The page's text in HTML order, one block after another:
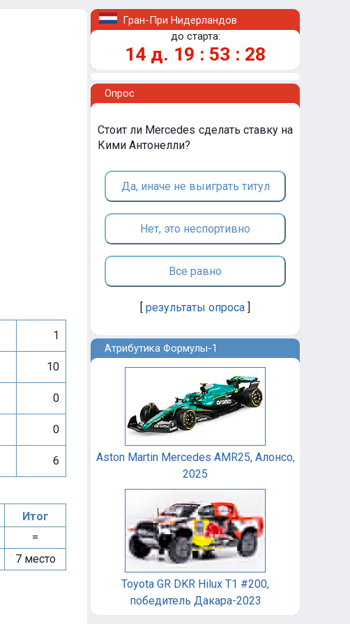
1
10
0
0
6
Итог
=
7 место
Гран-При Нидерландов
до старта:
14 д. 19 : 53 : 28
Опрос
Стоит ли Mercedes сделать ставку на
Кими Антонелли?
Да, иначе не выиграть титул
Нет, это неспортивно
Все равно
[ результаты опроса ]
Атрибутика Формулы-1
Aston Martin Mercedes AMR25, Алонсо,
2025
Toyota GR DKR Hilux T1 #200,
победитель Дакара-2023